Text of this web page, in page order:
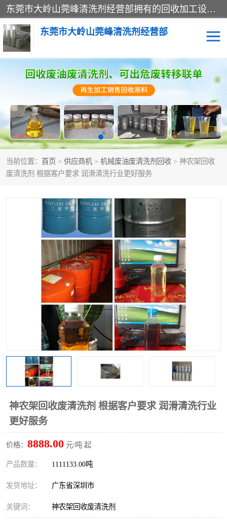
东莞市大岭山莞峰清洗剂经营部拥有的回收加工设备，大量废油回收、废清洗剂回收、废溶剂油回收、机械废油废清洗剂回收、废碳氢回收、碳氢液压油回收、碳氢二氯回收等废清洗剂处理；我们只是提供废旧化工原料的循环使用存放点，执行正规的存放，有正规的回收资质处理。同时我们公司批发零售回收级清洗剂，脱模油再生基础油，质量保证。
东莞市大岭山莞峰清洗剂经营部
当前位置： 首页 > 供应商机 > 机械废油废清洗剂回收 > 神农架回收
废清洗剂 根据客户要求 润滑清洗行业更好服务
神农架回收废清洗剂 根据客户要求 润滑清洗行业
更好服务
价格： 8888.00 元/吨 起
产品数量： 1111133.00吨
发货地址： 广东省深圳市
关键词： 神农架回收废清洗剂
废清洗剂回收
废溶剂油回收 机械废油废清洗剂回收
废碳氢回收 碳氢液压油回收
碳氢二氯回收 回收废三四氯乙烯
回收废白电油 回收废四氯乙烯
回收废清洗剂 上门回收废清洗剂